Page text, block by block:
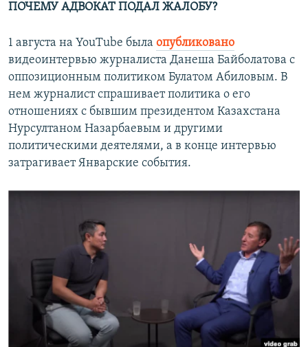
ПОЧЕМУ АДВОКАТ ПОДАЛ ЖАЛОБУ?
1 августа на YouTube была опубликовано
видеоинтервью журналиста Данеша Байболатова с
оппозиционным политиком Булатом Абиловым. В
нем журналист спрашивает политика о его
отношениях с бывшим президентом Казахстана
Нурсултаном Назарбаевым и другими
политическими деятелями, а в конце интервью
затрагивает Январские события.